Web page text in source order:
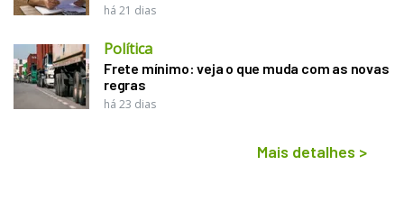
há 21 dias
Política
Frete mínimo: veja o que muda com as novas
regras
há 23 dias
Mais detalhes >